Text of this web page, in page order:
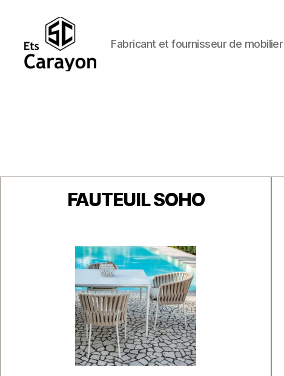
Fabricant et fournisseur de mobilier
Catégories
FAUTEUIL SOHO